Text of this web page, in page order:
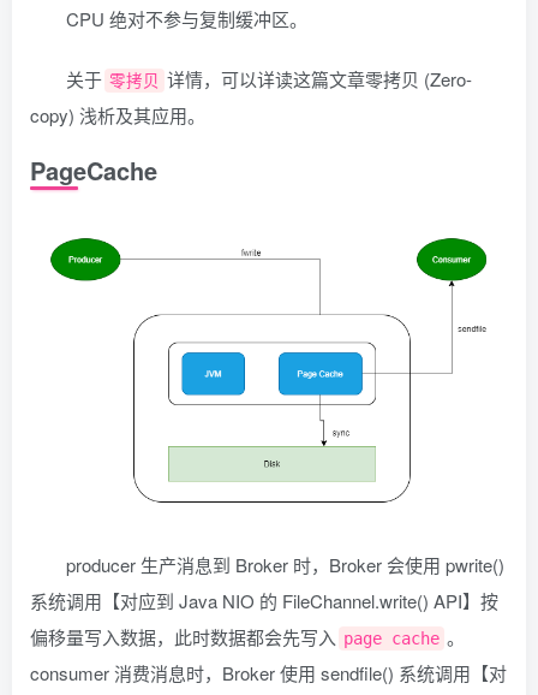
CPU 绝对不参与复制缓冲区。
关于 零拷贝 详情，可以详读这篇文章零拷贝 (Zero-
copy) 浅析及其应用。
PageCache
producer 生产消息到 Broker 时，Broker 会使用 pwrite()
系统调用【对应到 Java NIO 的 FileChannel.write() API】按
偏移量写入数据，此时数据都会先写入 page cache 。
consumer 消费消息时，Broker 使用 sendfile() 系统调用【对